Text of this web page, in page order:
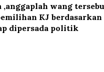
,anggaplah wang
KJ berdasarkan
dipersada politik